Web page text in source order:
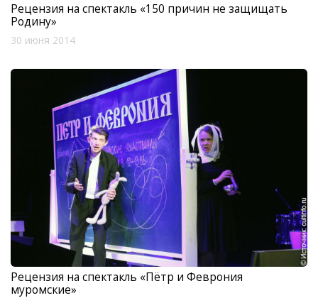
Рецензия на спектакль «150 причин не защищать
Родину»
30 июня 2014
Рецензия на спектакль «Пётр и Феврония
муромские»